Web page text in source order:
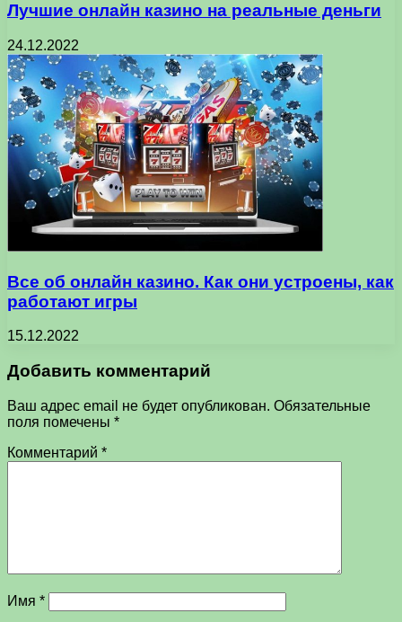
Лучшие онлайн казино на реальные деньги
24.12.2022
Все об онлайн казино. Как они устроены, как
работают игры
15.12.2022
Добавить комментарий
Ваш адрес email не будет опубликован. Обязательные
поля помечены *
Комментарий *
Имя *